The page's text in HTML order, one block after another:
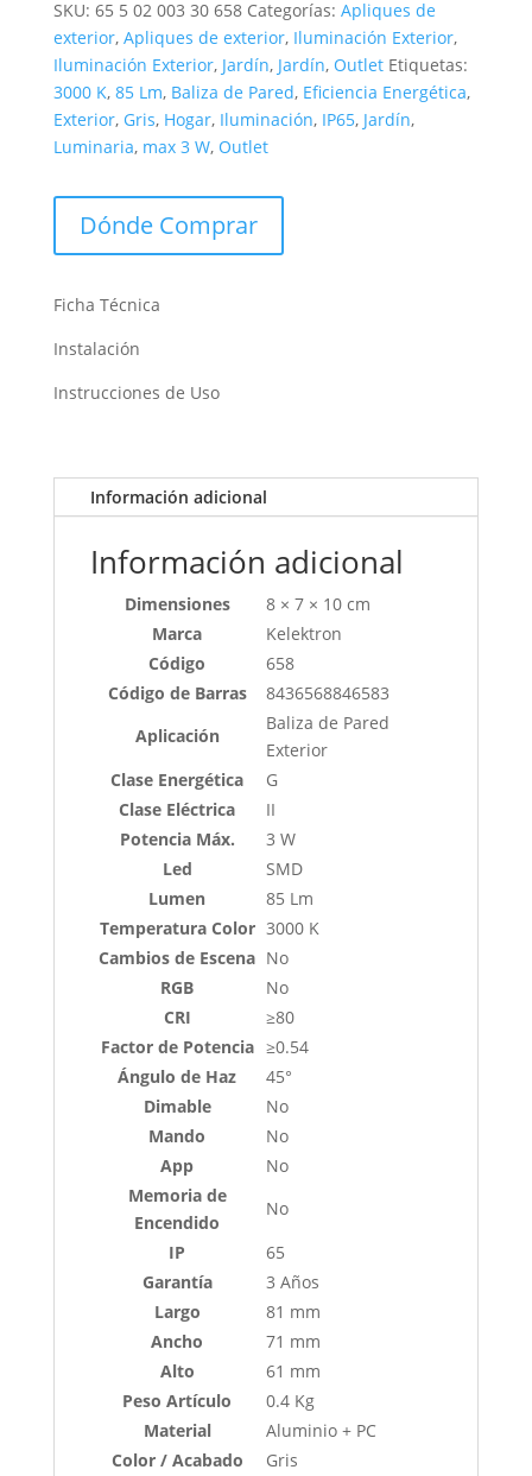
SKU: 65 5 02 003 30 658 Categorías: Apliques de
exterior, Apliques de exterior, Iluminación Exterior,
Iluminación Exterior, Jardín, Jardín, Outlet Etiquetas:
3000 K, 85 Lm, Baliza de Pared, Eficiencia Energética,
Exterior, Gris, Hogar, Iluminación, IP65, Jardín,
Luminaria, max 3 W, Outlet
Dónde Comprar
Ficha Técnica
Instalación
Instrucciones de Uso
Información adicional
Información adicional
Dimensiones
8 × 7 × 10 cm
Marca
Kelektron
Código
658
Código de Barras
8436568846583
Aplicación
Baliza de Pared
Exterior
Clase Energética
G
Clase Eléctrica
II
Potencia Máx.
3 W
Led
SMD
Lumen
85 Lm
Temperatura Color 3000 K
Cambios de Escena No
RGB
No
CRI
≥80
Factor de Potencia ≥0.54
Ángulo de Haz
45°
Dimable
No
Mando
No
App
No
Memoria de
Encendido
No
IP
65
Garantía
3 Años
Largo
81 mm
Ancho
71 mm
Alto
61 mm
Peso Artículo
0.4 Kg
Material
Aluminio + PC
Color / Acabado
Gris